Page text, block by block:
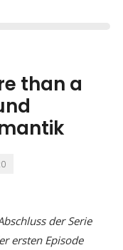
than a
der Serie
ersten Episode